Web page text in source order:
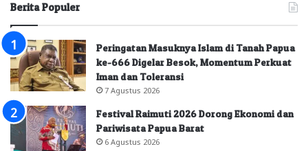
Berita Populer
Peringatan Masuknya Islam di Tanah Papua
ke-666 Digelar Besok, Momentum Perkuat
Iman dan Toleransi
7 Agustus 2026
Festival Raimuti 2026 Dorong Ekonomi dan
Pariwisata Papua Barat
6 Agustus 2026